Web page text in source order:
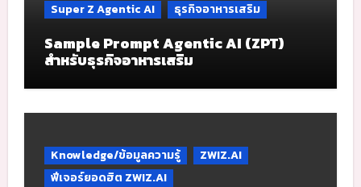
Super Z Agentic AI ธุรกิจอาหารเสริม
Sample Prompt Agentic AI (ZPT)
สำหรับธุรกิจอาหารเสริม
Knowledge/ข้อมูลความรู้
ZWIZ.AI
ฟีเจอร์ยอดฮิต ZWIZ.AI